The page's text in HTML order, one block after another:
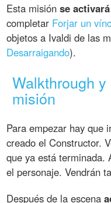
Esta misiónse
completar Forjar un
objetos a Ivaldi de las
Desarraigando).
Walkthrough
misión
Para empezar hay que
creado el Constructor.
que ya está terminada.
el personaje. Vendrán
Después de la escena